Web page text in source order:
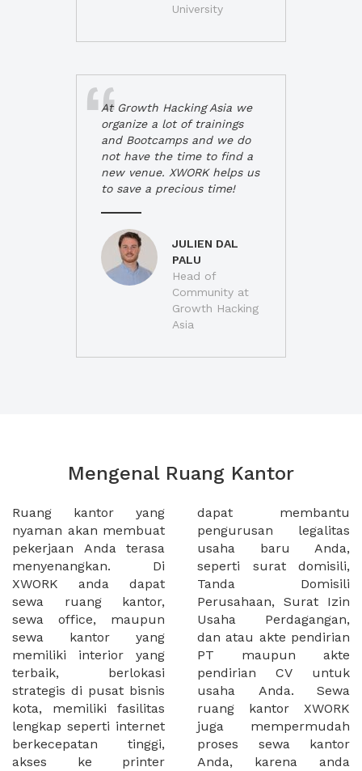
University
At Growth Hacking Asia we
organize a lot of trainings
and Bootcamps and we do
not have the time to find a
new venue. XWORK helps us
to save a precious time!
JULIEN DAL
PALU
Head of
Community at
Growth Hacking
Asia
Mengenal Ruang Kantor
Ruang kantor yang
nyaman akan membuat
pekerjaan Anda terasa
menyenangkan. Di
XWORK anda dapat
sewa ruang kantor,
sewa office, maupun
sewa kantor yang
memiliki interior yang
terbaik, berlokasi
strategis di pusat bisnis
kota, memiliki fasilitas
lengkap seperti internet
berkecepatan tinggi,
akses ke printer
dapat membantu
pengurusan legalitas
usaha baru Anda,
seperti surat domisili,
Tanda Domisili
Perusahaan, Surat Izin
Usaha Perdagangan,
dan atau akte pendirian
PT maupun akte
pendirian CV untuk
usaha Anda. Sewa
ruang kantor XWORK
juga mempermudah
proses sewa kantor
Anda, karena anda